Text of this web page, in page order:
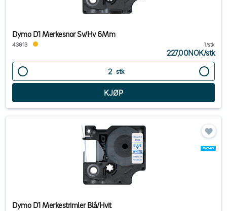
Dymo D1 Merkesnor Sv/Hv 6Mm
43613 1/stk
227,00NOK/stk
stk
Dymo D1 Merkestrimler Blå/Hvit